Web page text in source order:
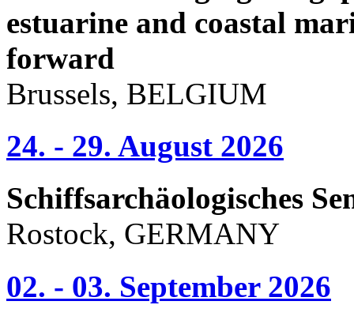
estuarine and coastal
forward
Brussels, BELGIUM
24. - 29. August 2026
Schiffsarchäologisches
Rostock, GERMANY
02. - 03. September 2026